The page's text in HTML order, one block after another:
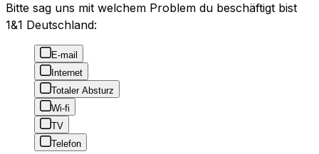
Bitte sag uns mit welchem Problem du beschäftigt bist
1&1 Deutschland:
E-mail
Internet
Totaler Absturz
Wi-fi
TV
Telefon